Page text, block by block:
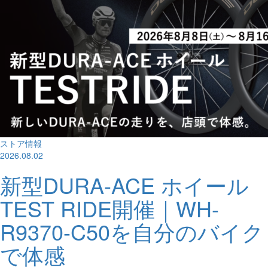
ストア情報
2026.08.02
新型DURA-ACE ホイール
TEST RIDE開催｜WH-
R9370-C50を自分のバイク
で体感